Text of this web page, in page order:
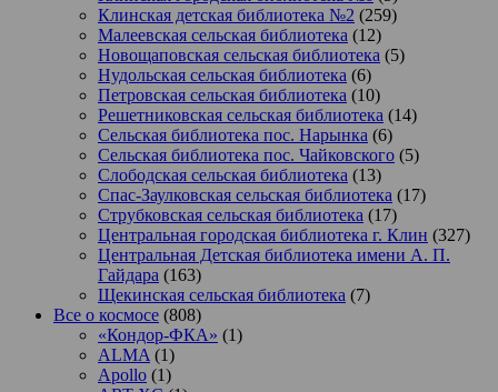
Клинская детская библиотека №2 (259)
Малеевская сельская библиотека (12)
Новощаповская сельская библиотека (5)
Нудольская сельская библиотека (6)
Петровская сельская библиотека (10)
Решетниковская сельская библиотека (14)
Сельская библиотека пос. Нарынка (6)
Сельская библиотека пос. Чайковского (5)
Слободская сельская библиотека (13)
Спас-Заулковская сельская библиотека (17)
Струбковская сельская библиотека (17)
Центральная городская библиотека г. Клин (327)
Центральная Детская библиотека имени А. П.
Гайдара (163)
Щекинская сельская библиотека (7)
Все о космосе (808)
«Кондор-ФКА» (1)
ALMA (1)
Apollo (1)